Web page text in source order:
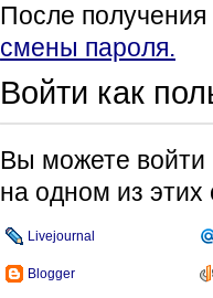
После
смены пароля.
Войти как
Вы можете войти
на одном из этих
Livejournal
Blogger